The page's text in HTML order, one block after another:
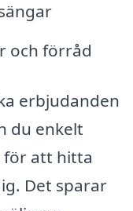
och förråd
erbjudanden
du enkelt
för att hitta
Det sparar